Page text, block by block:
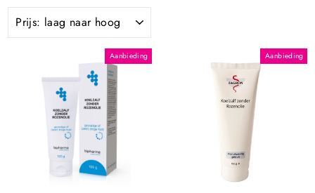
Aanbieding Aanbieding